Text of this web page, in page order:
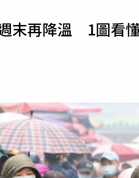
運勢
末再降溫 1圖看